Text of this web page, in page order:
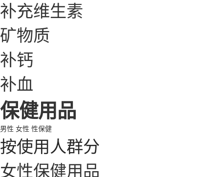
补充维生素
矿物质
补钙
补血
保健用品
男性 女性 性保健
按使用人群分
女性保健用品